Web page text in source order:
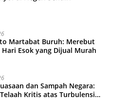
Martabat Buruh: Merebut
Hari Esok yang Dijual Murah
dan Sampah Negara:
Kritis atas Turbulensi